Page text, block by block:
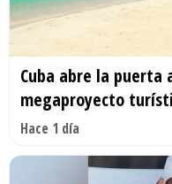
Cuba abre la puerta
megaproyecto
Hace 1 día